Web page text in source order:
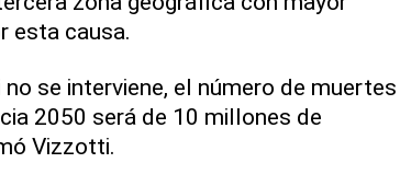
esta causa.
se interviene, el número de muertes
2050 será de 10 millones de
Vizzotti.